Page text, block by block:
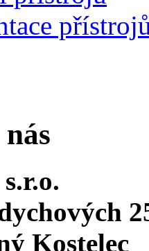
Kostelec